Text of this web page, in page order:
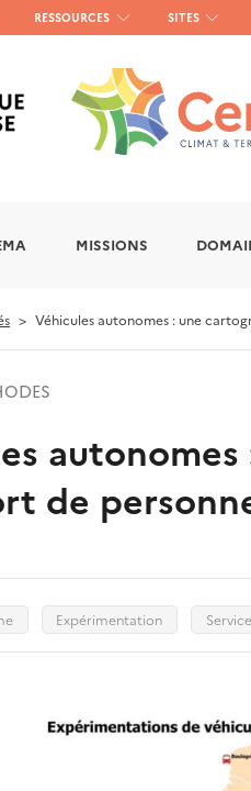
RESSOURCES SITES
MISSIONS
Véhicules autonomes : une
de
Expérimentation